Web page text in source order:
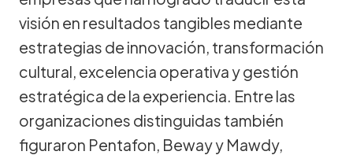
visión en resultados tangibles mediante
estrategias de innovación, transformación
cultural, excelencia operativa y gestión
estratégica de la experiencia. Entre las
organizaciones distinguidas también
figuraron Pentafon, Beway y Mawdy,